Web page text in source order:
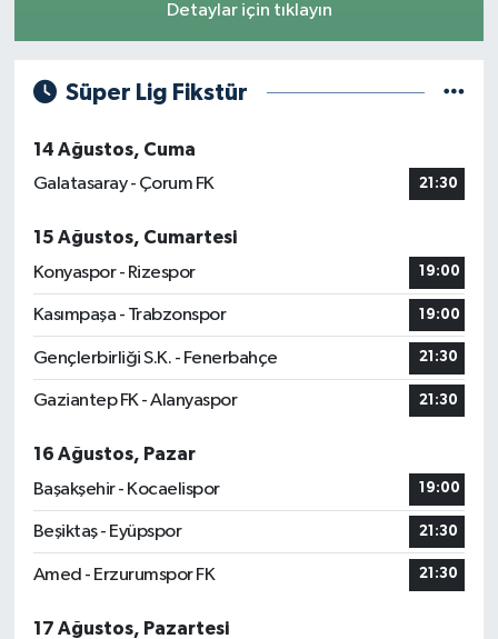
Detaylar için tıklayın
Süper Lig Fikstür
14 Ağustos, Cuma
Galatasaray - Çorum FK
21:30
15 Ağustos, Cumartesi
Konyaspor - Rizespor
19:00
Kasımpaşa - Trabzonspor 19:00
Gençlerbirliği S.K. - Fenerbahçe 21:30
Gaziantep FK - Alanyaspor 21:30
16 Ağustos, Pazar
Başakşehir - Kocaelispor
19:00
Beşiktaş - Eyüpspor 21:30
Amed - Erzurumspor FK 21:30
17 Ağustos, Pazartesi